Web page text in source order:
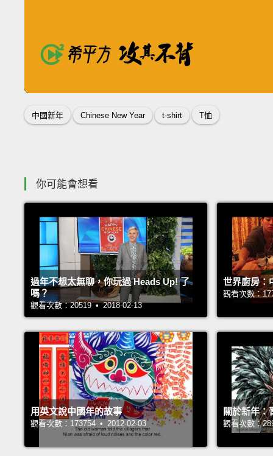
自由行是你一輩子的夢想
卻卡在英文這關過不去？
中國新年 Chinese New Year t-shirt T恤
你可能會想看
過年不想太無聊，你玩過 Heads Up! 了
嗎？
觀看次數：20519 • 2018-02-13
世界廚房：
觀看次數：
用英文說中國年的故事
觀看次數：173754 • 2012-02-03
關於新年：
觀看次數：